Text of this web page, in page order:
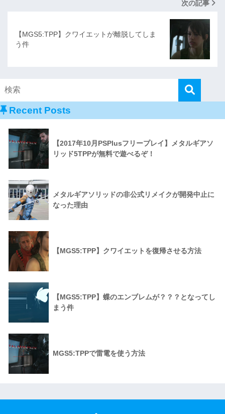
次の記事
【MGS5:TPP】クワイエットが離脱してしま
う件
Recent Posts
【2017年10月PSPlusフリープレイ】メタルギアソ
リッド5TPPが無料で遊べるぞ！
メタルギアソリッドの非公式リメイクが開発中止に
なった理由
【MGS5:TPP】クワイエットを復帰させる方法
【MGS5:TPP】蝶のエンブレムが？？？となってし
まう件
MGS5:TPPで雷電を使う方法